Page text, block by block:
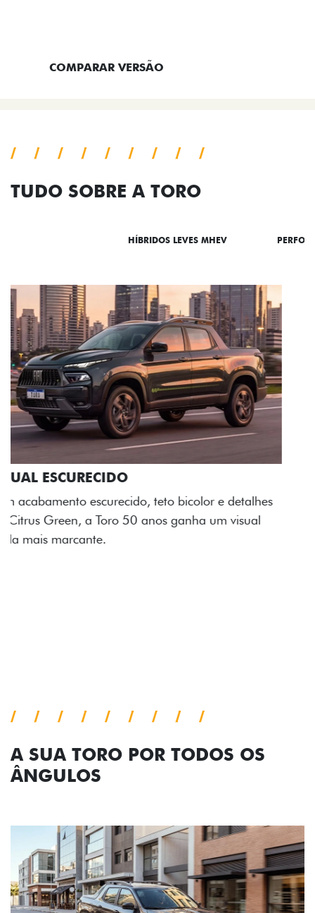
COMPARAR VERSÃO
TUDO SOBRE A TORO
HÍBRIDOS LEVES MHEV
ADESIVOS ESTILIZADOS
Os adesivos aplicados no capô e nas laterais
reforçam a identidade única dessa edição para lá de
comemorativa.
ÂNGULOS
Anterior